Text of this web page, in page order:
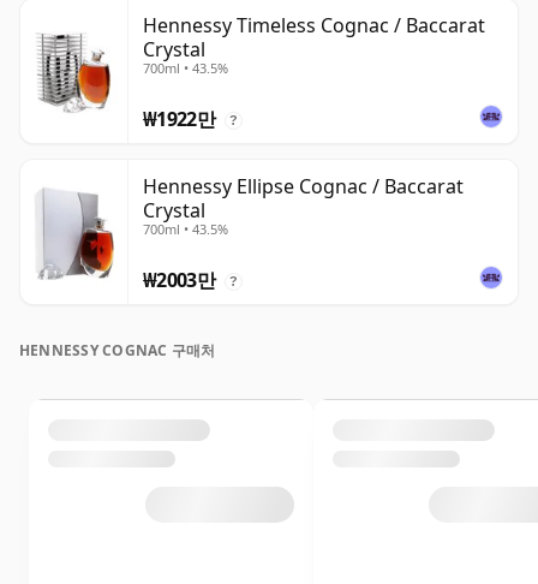
Hennessy Timeless Cognac / Baccarat
Crystal
700ml • 43.5%
₩1922만 ?
Hennessy Ellipse Cognac / Baccarat
Crystal
700ml • 43.5%
₩2003만 ?
HENNESSY COGNAC 구매처